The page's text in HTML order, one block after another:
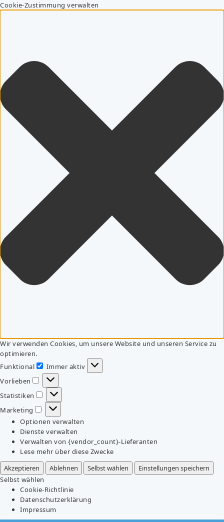
Cookie-Zustimmung verwalten
Wir verwenden Cookies, um unsere Website und unseren Service zu
optimieren.
Funktional
Funktional
Immer aktiv
Vorlieben
Vorlieben
Statistiken
Statistiken
Marketing
Marketing
Optionen verwalten
Dienste verwalten
Verwalten von {vendor_count}-Lieferanten
Lese mehr über diese Zwecke
Akzeptieren
Ablehnen Selbst wählen
Einstellungen speichern
Selbst wählen
Cookie-Richtlinie
Datenschutzerklärung
Impressum